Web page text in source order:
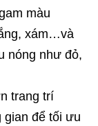
màu
xám…và
nóng như đỏ,
trang trí
gian để tối ưu